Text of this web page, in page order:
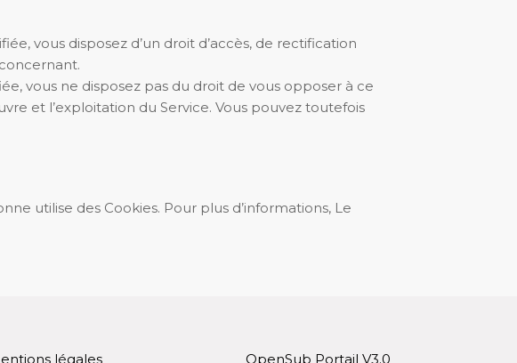
vous disposez d’un droit d’accès, de rectification
vous ne disposez pas du droit de vous opposer à ce
et l’exploitation du Service. Vous pouvez toutefois
utilise des Cookies. Pour plus d’informations, Le
légales OpenSub Portail V3.0